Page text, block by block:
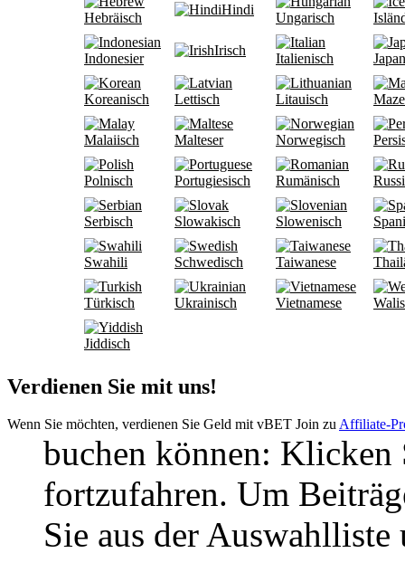
Hebräisch
Hindi
Ungarisch
Indonesier
Irisch
Italienisch
Koreanisch Lettisch Litauisch
Malaiisch Malteser Norwegisch
Polnisch Portugiesisch Rumänisch
Serbisch Slowakisch Slowenisch
Swahili Schwedisch Taiwanese
Türkisch Ukrainisch Vietnamese
Jiddisch
Verdienen Sie mit uns!
Wenn Sie möchten, verdienen Sie Geld mit vBET Join zuAffiliate-
buchen können: Klicken
fortzufahren. Um
Sie aus der Auswahlliste